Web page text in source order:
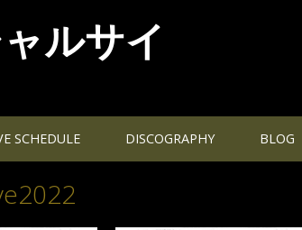
ルサイ
SCHEDULE DISCOGRAPHY BLOG